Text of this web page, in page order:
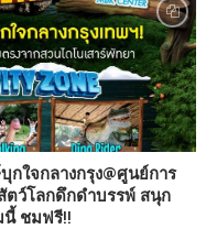
ใจกลางกรุง@ศูนย์การ
ตว์โลกดึกดำบรรพ์ สนุก
นี้ ชมฟรี!!